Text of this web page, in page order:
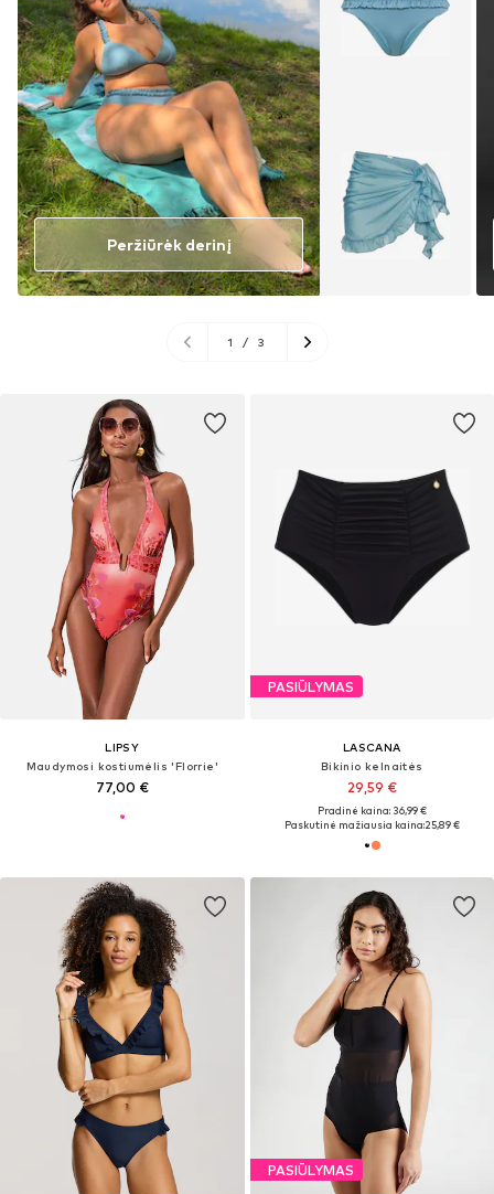
Peržiūrėk derinį
1 / 3
LIPSY
Maudymosi kostiumėlis 'Florrie'
77,00 €
PASIŪLYMAS
LASCANA
Bikinio kelnaitės
29,59 €
Pradinė kaina: 36,99 €
Paskutinė mažiausia kaina:25,89 €
PASIŪLYMAS